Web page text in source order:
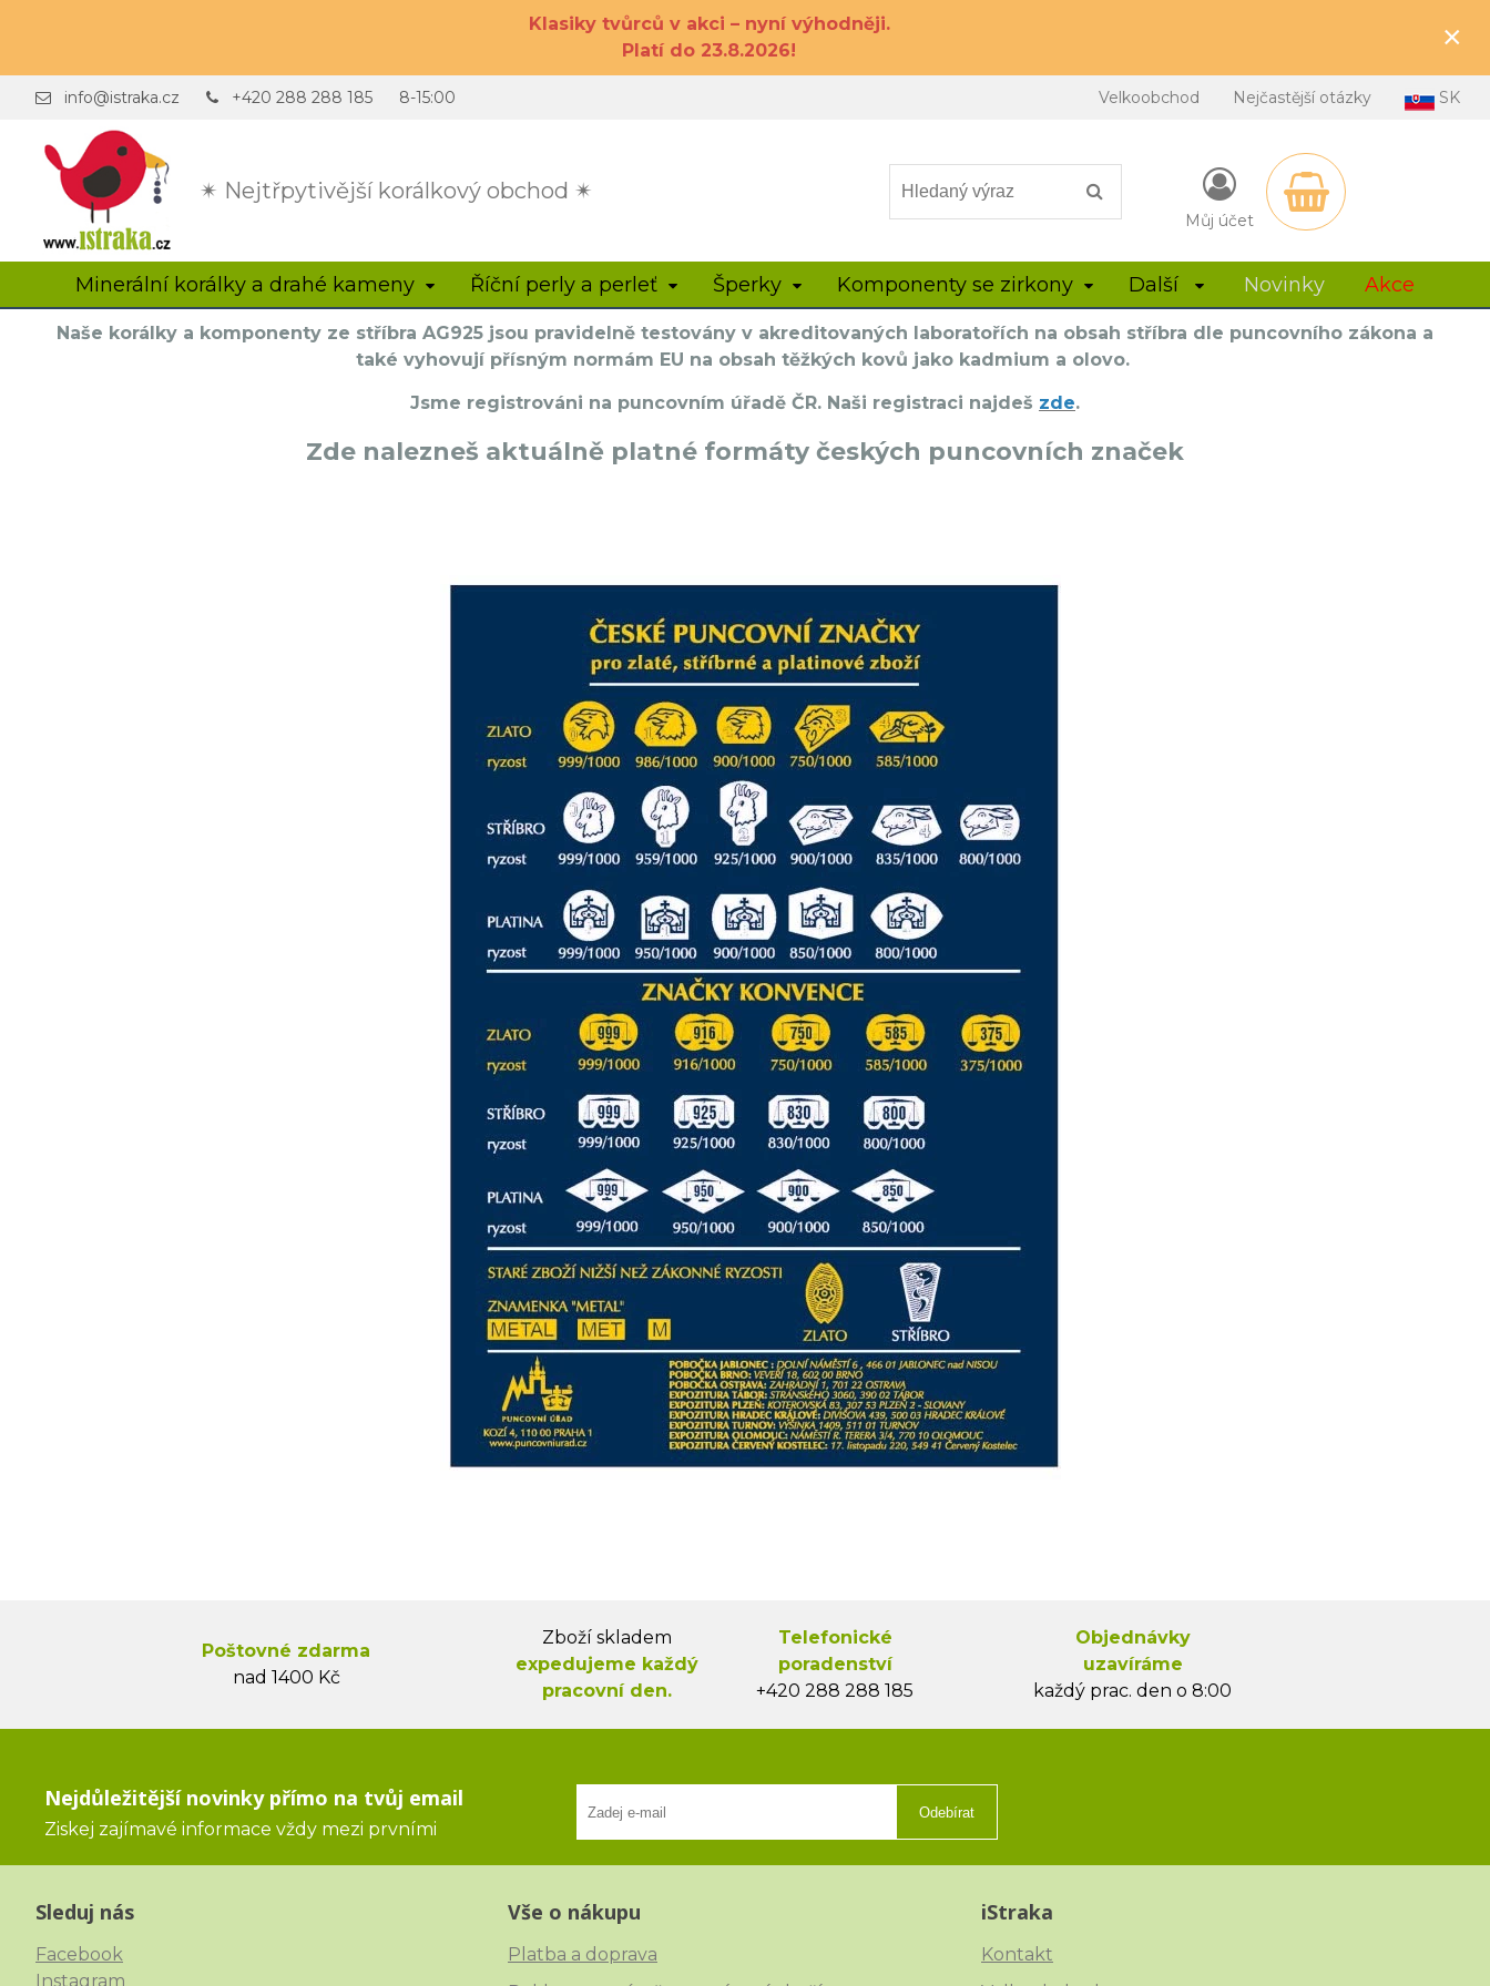
Klasiky tvůrců v akci – nyní výhodněji.
Platí do 23.8.2026!
×
✴ Nejtřpytivější korálkový obchod ✴
info@istraka.cz +420 288 288 185 8-15:00 Velkoobchod Nejčastější otázky SK
Můj účet
Minerální korálky a drahé kameny Říční perly a perleť Šperky Komponenty se zirkony Další Novinky Akce
Naše korálky a komponenty ze stříbra AG925 jsou pravidelně testovány v akreditovaných laboratořích na obsah stříbra dle puncovního zákona a
také vyhovují přísným normám EU na obsah těžkých kovů jako kadmium a olovo.
Jsme registrováni na puncovním úřadě ČR. Naši registraci najdeš zde.
Zde nalezneš aktuálně platné formáty českých puncovních značek
Poštovné zdarma
nad 1400 Kč
Zboží skladem
expedujeme každý
pracovní den.
Telefonické
poradenství
+420 288 288 185
Objednávky
uzavíráme
každý prac. den o 8:00
Nejdůležitější novinky přímo na tvůj email
Ziskej zajímavé informace vždy mezi prvními
Odebírat
Sleduj nás
Facebook
Instagram
Vše o nákupu
Platba a doprava
iStraka
Kontakt